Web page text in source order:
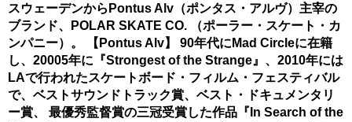
スウェーデンからPontus Alv（ポンタス・アルヴ）主宰の
ブランド、POLAR SKATE CO. （ポーラー・スケート・カ
ンパニー）。 【Pontus Alv】 90年代にMad Circleに在籍
し、20005年に『Strongest of the Strange』、2010年には
LAで行われたスケートボード・フィルム・フェスティバル
で、ベストサウンドトラック賞、ベスト・ドキュメンタリ
ー賞、 最優秀監督賞の三冠受賞した作品『In Search of the